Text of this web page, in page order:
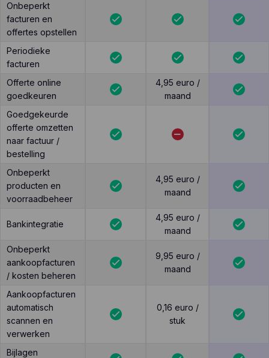
Onbeperkt
facturen en
offertes opstellen
Periodieke
facturen
Offerte online
goedkeuren
4,95 euro /
maand
Goedgekeurde
offerte omzetten
naar factuur /
bestelling
Onbeperkt
producten en
voorraadbeheer
4,95 euro /
maand
Bankintegratie
4,95 euro /
maand
Onbeperkt
aankoopfacturen
/ kosten beheren
9,95 euro /
maand
Aankoopfacturen
automatisch
scannen en
verwerken
0,16 euro /
stuk
Bijlagen